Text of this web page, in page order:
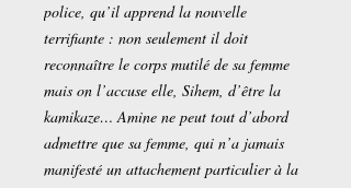
police, qu’il apprend la nouvelle
terrifiante : non seulement il doit
reconnaître le corps mutilé de sa femme
mais on l’accuse elle, Sihem, d’être la
kamikaze… Amine ne peut tout d’abord
admettre que sa femme, qui n’a jamais
manifesté un attachement particulier à la